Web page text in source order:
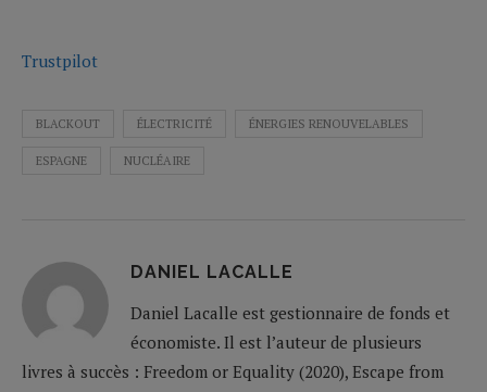
Trustpilot
BLACKOUT ÉLECTRICITÉ ÉNERGIES RENOUVELABLES
ESPAGNE NUCLÉAIRE
DANIEL LACALLE
Daniel Lacalle est gestionnaire de fonds et
économiste. Il est l’auteur de plusieurs
livres à succès : Freedom or Equality (2020), Escape from